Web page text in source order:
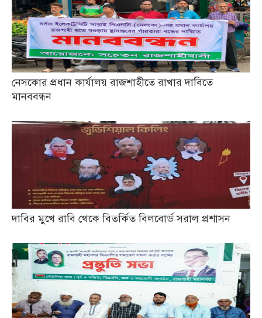
নেসকোর প্রধান কার্যালয় রাজশাহীতে রাখার দাবিতে
মানববন্ধন
দাবির মুখে রাবি থেকে বিতর্কিত বিলবোর্ড সরাল প্রশাসন